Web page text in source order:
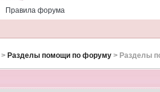
Правила форума
> Разделы помощи по форуму > Разделы